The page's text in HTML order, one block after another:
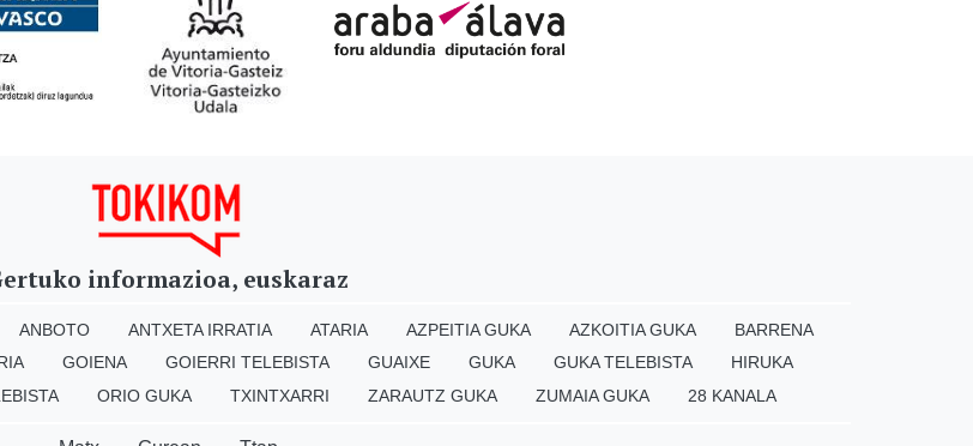
informazioa, euskaraz
ANBOTO ANTXETA IRRATIA ATARIA AZPEITIA GUKA AZKOITIA GUKA
BARRENA
GOIENA GOIERRI TELEBISTA GUAIXE GUKA GUKA TELEBISTA
HIRUKA
ORIO GUKA TXINTXARRI ZARAUTZ GUKA ZUMAIA GUKA 28 KANALA